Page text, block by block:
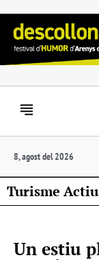
8, agost del 2026
Turisme
Un estiu